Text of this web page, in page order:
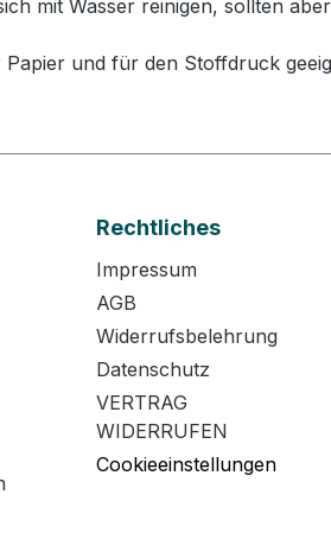
mit Wasser reinigen, sollten
Papier und für den Stoffdruck
Rechtliches
Impressum
AGB
Widerrufsbelehrung
Datenschutz
VERTRAG
WIDERRUFEN
Cookieeinstellungen